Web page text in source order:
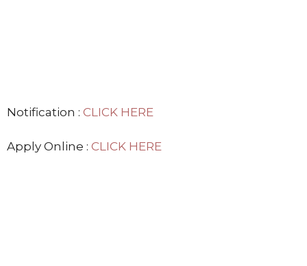
Notification : CLICK HERE
Apply Online : CLICK HERE